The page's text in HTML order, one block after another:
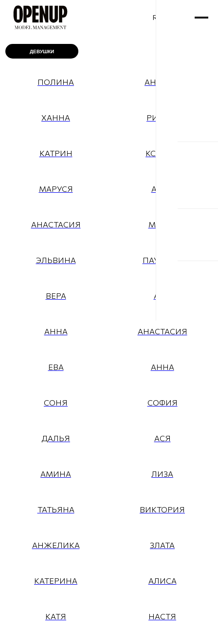
RU
ДЕВУШКИ
ПОЛИНА АНИСИЯ
ХАННА РИММА
КАТРИН КСЕНИЯ
МАРУСЯ АЛЛА
АНАСТАСИЯ МАРГО
ЭЛЬВИНА ПАУЛИНА
ВЕРА АЛИ
АННА АНАСТАСИЯ
ЕВА АННА
СОНЯ СОФИЯ
ДАЛЬЯ АСЯ
АМИНА ЛИЗА
ТАТЬЯНА ВИКТОРИЯ
АНЖЕЛИКА ЗЛАТА
КАТЕРИНА АЛИСА
КАТЯ НАСТЯ